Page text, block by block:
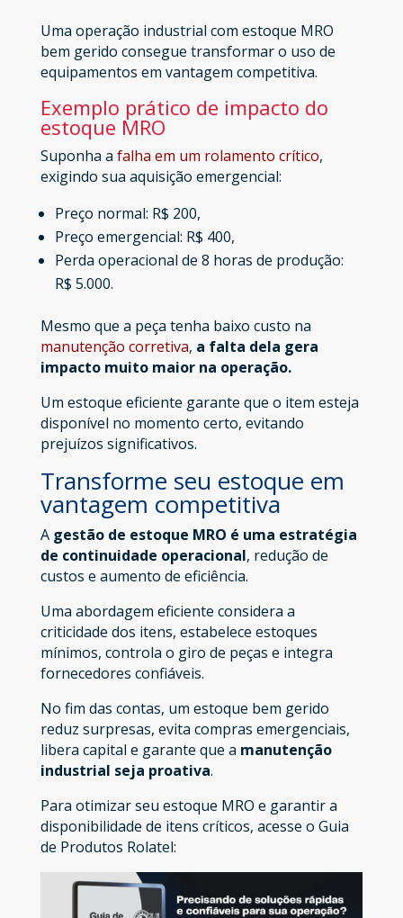
Uma operação industrial com estoque MRO
bem gerido consegue transformar o uso de
equipamentos em vantagem competitiva.
Exemplo prático de impacto do
estoque MRO
Suponha a falha em um rolamento crítico,
exigindo sua aquisição emergencial:
Preço normal: R$ 200,
Preço emergencial: R$ 400,
Perda operacional de 8 horas de produção:
R$ 5.000.
Mesmo que a peça tenha baixo custo na
manutenção corretiva, a falta dela gera
impacto muito maior na operação.
Um estoque eficiente garante que o item esteja
disponível no momento certo, evitando
prejuízos significativos.
Transforme seu estoque em
vantagem competitiva
A gestão de estoque MRO é uma estratégia
de continuidade operacional, redução de
custos e aumento de eficiência.
Uma abordagem eficiente considera a
criticidade dos itens, estabelece estoques
mínimos, controla o giro de peças e integra
fornecedores confiáveis.
No fim das contas, um estoque bem gerido
reduz surpresas, evita compras emergenciais,
libera capital e garante que a manutenção
industrial seja proativa.
Para otimizar seu estoque MRO e garantir a
disponibilidade de itens críticos, acesse o Guia
de Produtos Rolatel: